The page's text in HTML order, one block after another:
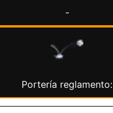
-
Portería reglamento: